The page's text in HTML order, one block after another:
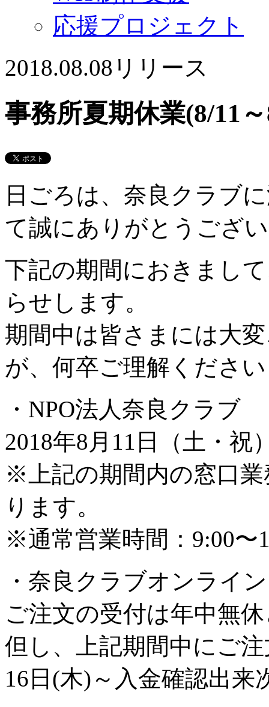
応援プロジェクト
2018.08.08 リリース
事務所夏期休業(8/11
日ごろは、奈良クラブ
て誠にありがとうござ
下記の期間におきまし
らせします。
期間中は皆さまには大
が、何卒ご理解くださ
・NPO法人奈良クラブ
2018年8月11日（土・祝
※上記の期間内の窓口
ります。
※通常営業時間：9:00
・奈良クラブオンライ
ご注文の受付は年中無
但し、上記期間中にご
16日(木)～入金確認出